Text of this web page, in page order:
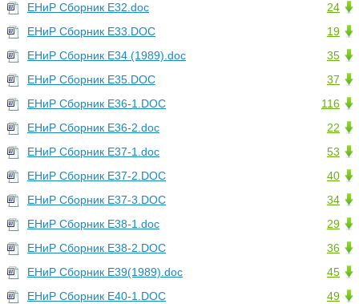
24
ЕНиР Сборник Е32.doc
19
ЕНиР Сборник Е33.DOC
35
ЕНиР Сборник Е34 (1989).doc
37
ЕНиР Сборник Е35.DOC
116
ЕНиР Сборник Е36-1.DOC
22
ЕНиР Сборник Е36-2.doc
53
ЕНиР Сборник Е37-1.doc
40
ЕНиР Сборник Е37-2.DOC
34
ЕНиР Сборник Е37-3.DOC
29
ЕНиР Сборник Е38-1.doc
36
ЕНиР Сборник Е38-2.DOC
45
ЕНиР Сборник Е39(1989).doc
49
ЕНиР Сборник Е40-1.DOC